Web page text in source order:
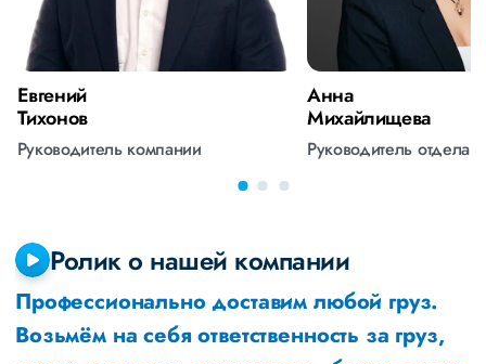
Евгений
Тихонов
Руководитель компании
Анна
Михайлищева
Руководитель отдела
Ролик о нашей компании
Профессионально доставим любой груз.
Возьмём на себя ответственность за груз,